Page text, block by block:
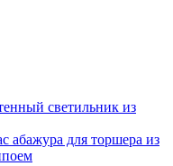
светильник из
абажура для торшера из